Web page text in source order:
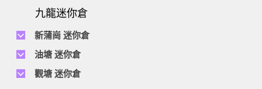
電話 :2116 8113
地址 : 香港黃竹坑道56-60號怡華工業大廈3樓B室
地址 : 香港屈臣道4-6號海景大廈B座10樓4&6室
九龍迷你倉
新蒲崗 迷你倉
電話 :2111 0509
地址 : 新蒲崗景福街106號太子工業大廈15樓B室
油塘 迷你倉
電話 :2623 0300
地址 : 油塘四山街4號華輝工業大廈一樓C室
觀塘 迷你倉